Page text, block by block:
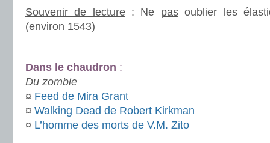
Souvenir de lecture: Ne pasoublier les
(environ 1543)
Dans le chaudron :
Du zombie
¤ Feed de Mira Grant
¤ Walking Dead de Robert Kirkman
¤ L’homme des morts de V.M. Zito